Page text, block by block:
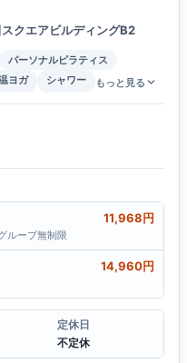
クエアビルディングB2
パーソナルピラティス
ヨガ シャワー もっと見る
11,968円
ループ無制限
14,960円
定休日
不定休